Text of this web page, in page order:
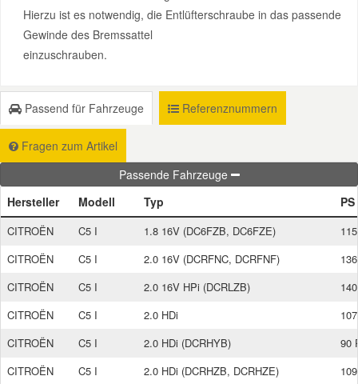
Hierzu ist es notwendig, die Entlüfterschraube in das passende
Gewinde des Bremssattel
einzuschrauben.
Passend für Fahrzeuge Referenznummern
Fragen zum Artikel
Passende Fahrzeuge
Hersteller
Modell Typ
CITROËN C5 I 1.8 16V (DC6FZB, DC6FZE)
CITROËN
C5 I 2.0 16V (DCRFNC, DCRFNF)
CITROËN
C5 I 2.0 16V HPi (DCRLZB)
CITROËN
C5 I 2.0 HDi
CITROËN
C5 I 2.0 HDi (DCRHYB)
90
CITROËN
C5 I 2.0 HDi (DCRHZB, DCRHZE)
Skoda Ersatzteile
Suzuki Ersatzteile
Toyota Ersatzteile
Vauxhall Ersatzteile
Volvo Ersatzteile